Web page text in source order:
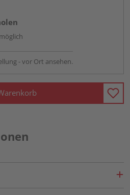
- vor Ort ansehen.